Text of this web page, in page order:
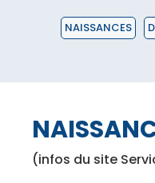
NAISSANCES
(infos du site